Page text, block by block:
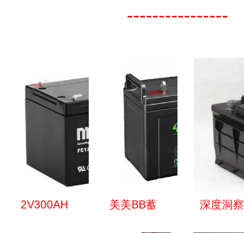
----------------
2V300AH
美美BB蓄
深度洞察